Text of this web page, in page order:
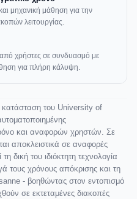
μηχανική μάθηση για την
λειτουργίας.
χρήστες σε συνδυασμό με
για πλήρη κάλυψη.
κατάσταση του University of
και αναφορών χρηστών. Σε
αποκλειστικά σε αναφορές
δική του ιδιόκτητη τεχνολογία
τους χρόνους απόκρισης και τη
- βοηθώντας στον εντοπισμό
σε εκτεταμένες διακοπές